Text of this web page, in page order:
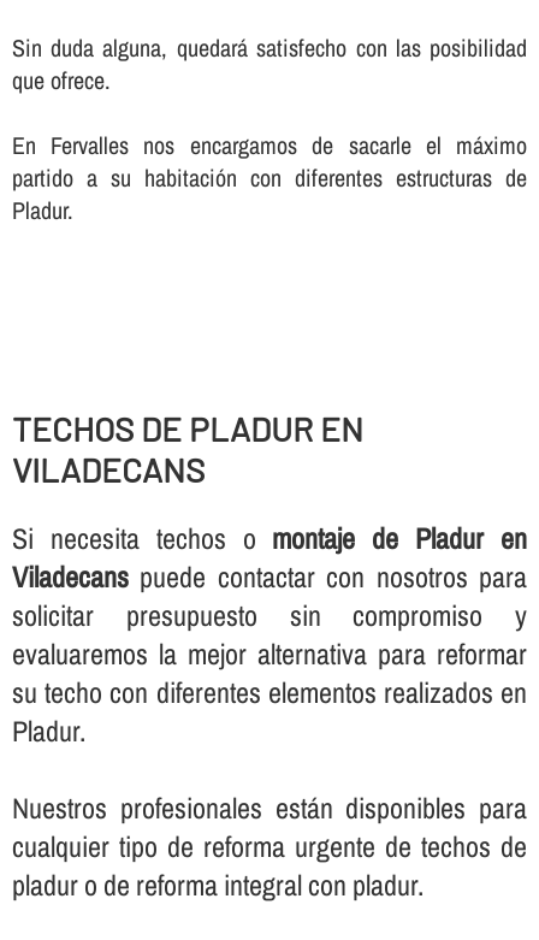
Sin duda alguna, quedará satisfecho con las posibilidad
que ofrece.
En Fervalles nos encargamos de sacarle el máximo
partido a su habitación con diferentes estructuras de
Pladur.
TECHOS DE PLADUR EN
VILADECANS
Si necesita techos o montaje de Pladur en
Viladecanspuede contactar con nosotros para
solicitar presupuesto sin compromiso y
evaluaremos la mejor alternativa para reformar
su techo con diferentes elementos realizados en
Pladur.
Nuestros profesionales están disponibles para
cualquier tipo de reforma urgente de techos de
pladur o de reforma integral con pladur.